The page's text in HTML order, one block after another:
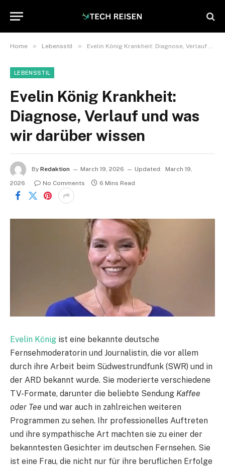
Home » Lebensstil » Evelin König Krankheit: Diagnose, Verlauf und was wir darüber wissen
LEBENSSTIL
Evelin König Krankheit:
Diagnose, Verlauf und was
wir darüber wissen
By Redaktion March 19, 2026 Updated:
March 19,
2026
No Comments 6 Mins Read
Evelin König ist eine bekannte deutsche
Fernsehmoderatorin und Journalistin, die vor allem
durch ihre Arbeit beim Südwestrundfunk (SWR) und in
der ARD bekannt wurde. Sie moderierte verschiedene
TV-Formate, darunter die beliebte Sendung Kaffee
oder Tee und war auch in zahlreichen weiteren
Programmen zu sehen. Ihr professionelles Auftreten
und ihre sympathische Art machten sie zu einer der
bekanntesten Gesichter im deutschen Fernsehen. Sie
ist eine Frau, die nicht nur für ihre beruflichen Erfolge